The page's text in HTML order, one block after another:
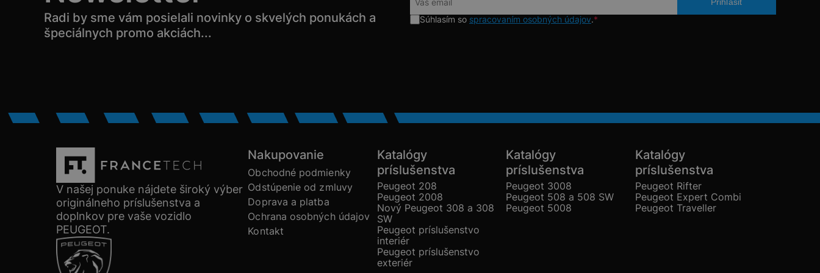
Radi by sme vám posielali novinky o skvelých ponukách a
špeciálnych promo akciách...
Súhlasím so spracovaním osobných údajov.*
V našej ponuke nájdete široký výber
originálneho príslušenstva a
doplnkov pre vaše vozidlo
PEUGEOT.
Nakupovanie
Obchodné podmienky
Odstúpenie od zmluvy
Doprava a platba
Ochrana osobných údajov
Kontakt
Katalógy
príslušenstva
Peugeot 208
Peugeot 2008
Nový Peugeot 308 a 308
SW
Peugeot príslušenstvo
interiér
Peugeot príslušenstvo
exteriér
Katalógy
príslušenstva
Peugeot 3008
Peugeot 508 a 508 SW
Peugeot 5008
Katalógy
príslušenstva
Peugeot Rifter
Peugeot Expert Combi
Peugeot Traveller